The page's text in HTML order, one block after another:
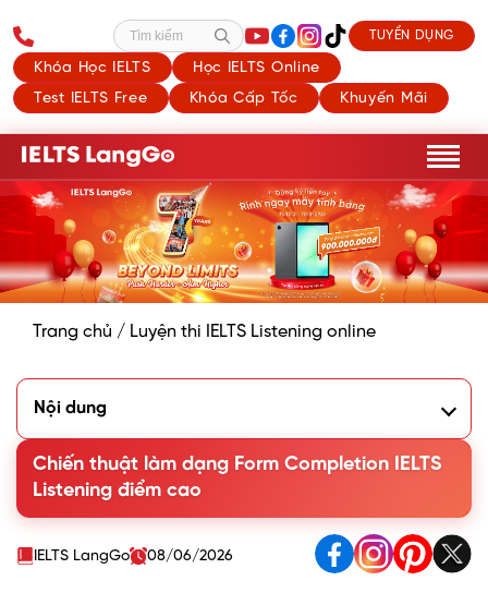
Khóa Học IELTS
Học IELTS Online
Test IELTS Free
Khóa Cấp Tốc Khuyến Mãi
Tìm kiếm TUYỂN DỤNG
Trang chủ / Luyện thi IELTS Listening online
Nội dung
Listening
2. Chiến thuật trả lời dạng bài Form Completion IELTS
Listening Part 1
3. Bài tập IELTS Listening Form Completion có đáp án
Chiến thuật làm dạng Form Completion IELTS
Listening điểm cao
IELTS LangGo 08/06/2026